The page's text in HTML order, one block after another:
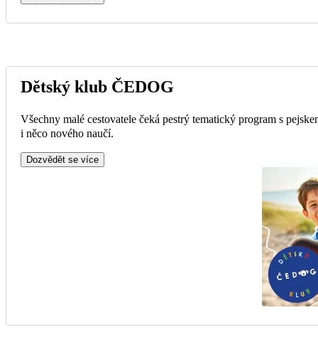
Dětský klub ČEDOG
Všechny malé cestovatele čeká pestrý tematický program s
i něco nového naučí.
Dozvědět se více